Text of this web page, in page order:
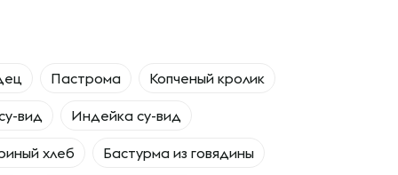
Пастрома Копченый кролик
вид Индейка су-вид
хлеб Бастурма из говядины